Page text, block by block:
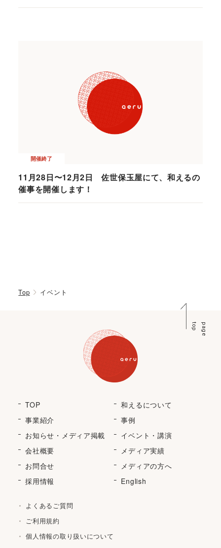
開催終了
11月28日〜12月2日 佐世保玉屋にて、和えるの
催事を開催します！
Top イベント
p
a
g
e
t
o
p
TOP
和えるについて
事業紹介
事例
お知らせ・メディア掲載
イベント・講演
会社概要
メディア実績
お問合せ
メディアの方へ
採用情報
English
よくあるご質問
ご利用規約
個人情報の取り扱いについて